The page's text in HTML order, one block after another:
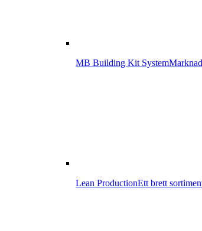
MB Building Kit System
Lean ProductionEtt brett